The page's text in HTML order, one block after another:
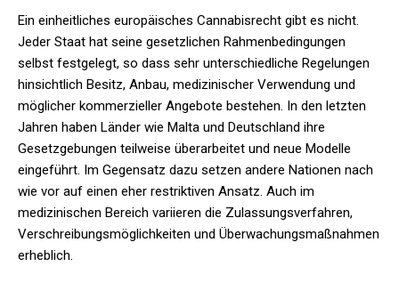
Ein einheitliches europäisches Cannabisrecht gibt es nicht.
Jeder Staat hat seine gesetzlichen Rahmenbedingungen
selbst festgelegt, so dass sehr unterschiedliche Regelungen
hinsichtlich Besitz, Anbau, medizinischer Verwendung und
möglicher kommerzieller Angebote bestehen. In den letzten
Jahren haben Länder wie Malta und Deutschland ihre
Gesetzgebungen teilweise überarbeitet und neue Modelle
eingeführt. Im Gegensatz dazu setzen andere Nationen nach
wie vor auf einen eher restriktiven Ansatz. Auch im
medizinischen Bereich variieren die Zulassungsverfahren,
Verschreibungsmöglichkeiten und Überwachungsmaßnahmen
erheblich.